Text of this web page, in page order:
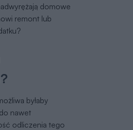
domowe
remont lub
byłaby
nawet
odliczenia tego